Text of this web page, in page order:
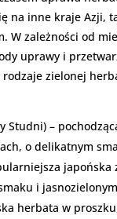
na inne kraje Azji,
W zależności od
uprawy i
zielonej
Studni) –
o delikatnym
japońska
i
herbata w